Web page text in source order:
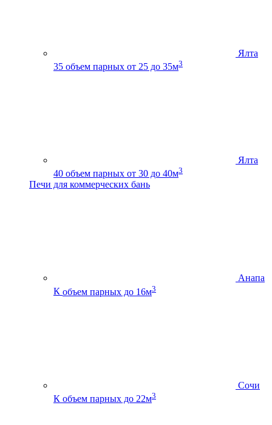
Ялта
35 объем парных от 25 до 35м3
Ялта
40 объем парных от 30 до 40м3
Печи для коммерческих бань
Анапа
К объем парных до 16м3
Сочи
К объем парных до 22м3